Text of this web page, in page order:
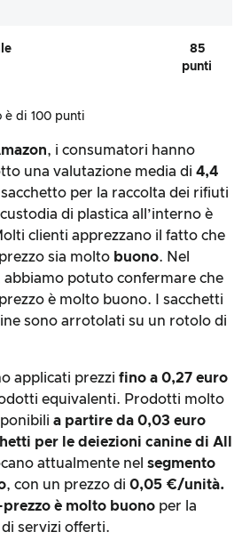
85
punti
è di 100 punti
, i consumatori hanno
una valutazione media di 4,4
per la raccolta dei rifiuti
di plastica all’interno è
clienti apprezzano il fatto che
sia molto buono. Nel
potuto confermare che
è molto buono. I sacchetti
sono arrotolati su un rotolo di
applicati prezzi fino a 0,27 euro
equivalenti. Prodotti molto
a partire da 0,03 euro
per le deiezioni canine di All
attualmente nel segmento
, con un prezzo di 0,05 €/unità.
è molto buono per la
servizi offerti.